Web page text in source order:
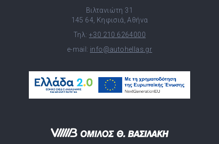
Βιλτανιώτη 31
145 64, Κηφισιά, Αθήνα
Τηλ: +30 210 6264000
e-mail: info@autohellas.gr